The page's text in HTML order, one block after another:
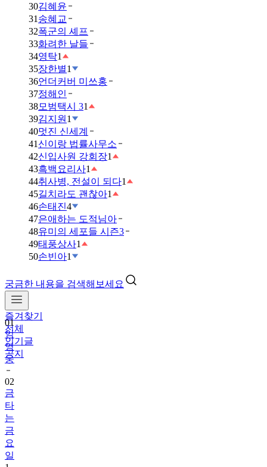
30김혜윤
31 송혜교
32폭군의 셰프
33화려한 날들
34영탁1
35장한별1
36언더커버 미쓰홍
37정해인
38모범택시 31
39김지원 1
40멋진 신세계
41 신이랑 법률사무소
42신입사원 강회장1
43흑백요리사1
44취사병, 전설이 되다1
45길치라도 괜찮아1
46손태진4
47은애하는 도적님아
48유미의 세포들 시즌3
49태풍상사1
50손빈아1
궁금한 내용을 검색해보세요
즐겨찾기
전체
인기글
공지
01
임
영
웅
02
금
타
는
금
요
일